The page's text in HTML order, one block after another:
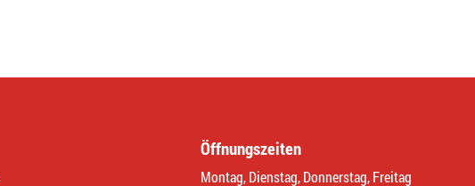
Öffnungszeiten
Montag, Dienstag, Donnerstag, Freitag